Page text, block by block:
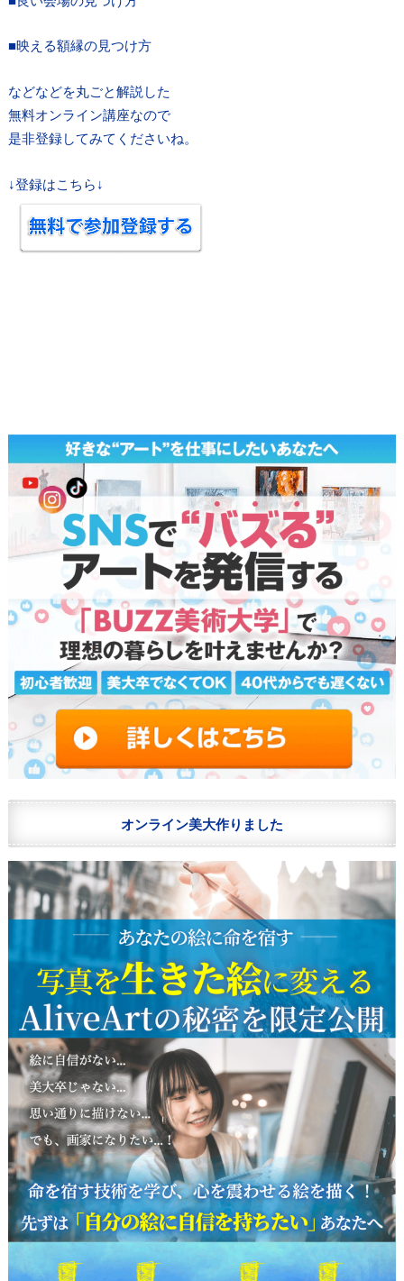
■映える額縁の見つけ方
などなどを丸ごと解説した
無料オンライン講座なので
是非登録してみてくださいね。
↓登録はこちら↓
オンライン美大作りました